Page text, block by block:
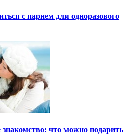
с парнем для одноразового
что можно подарить